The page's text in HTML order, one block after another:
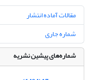
مقالات آماده انتشار
شماره جاری
شماره‌های پیشین نشریه